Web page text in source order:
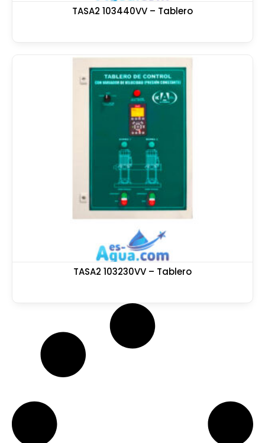
TASA2 103440VV – Tablero
TASA2 103230VV – Tablero